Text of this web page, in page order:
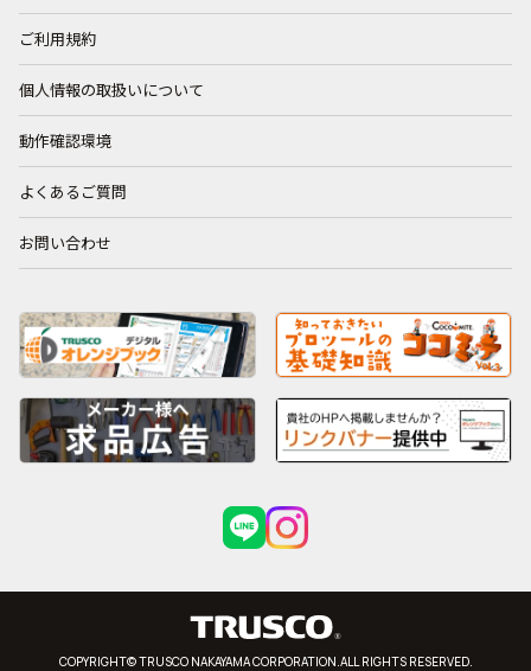
ご利用規約
個人情報の取扱いについて
動作確認環境
よくあるご質問
お問い合わせ
COPYRIGHT© TRUSCO NAKAYAMA CORPORATION.ALL RIGHTS RESERVED.